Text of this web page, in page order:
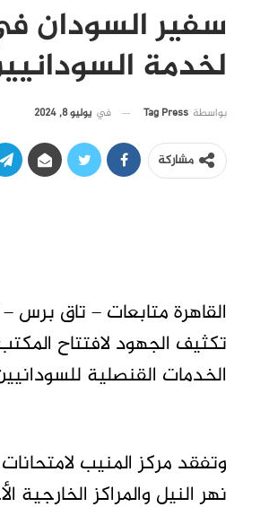
سفير السودان
لخدمة
بواسطة Tag Press في يوليو 8, 2024
مشاركة
القاهرة متابعات – تاق برس
تكثيف الجهود لافتتاح
الخدمات القنصلية
وتفقد مركز المنيب
نهر النيل والمراكز الخارجية